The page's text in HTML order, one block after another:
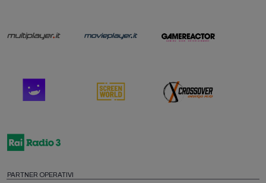
PARTNER OPERATIVI